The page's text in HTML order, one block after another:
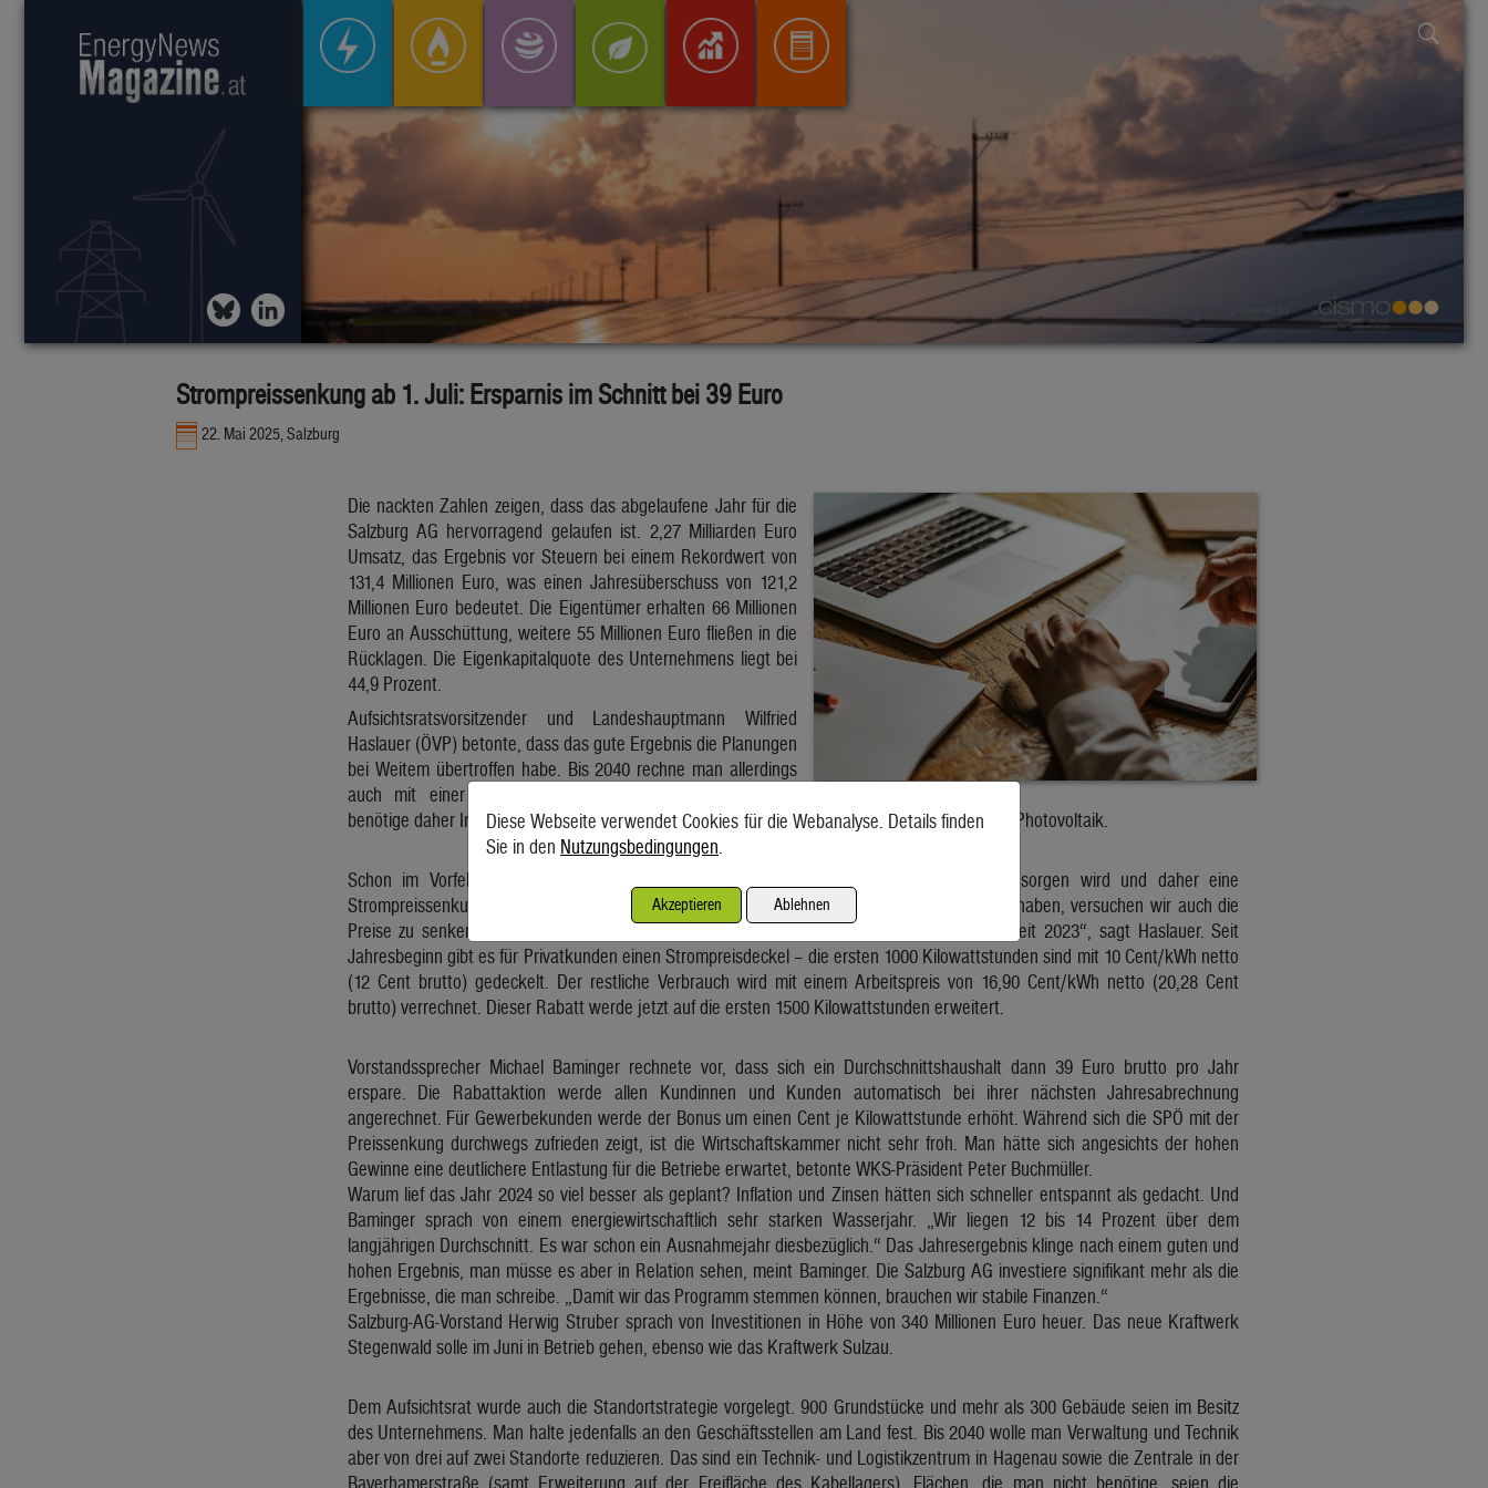
Strompreissenkung ab 1. Juli: Ersparnis im Schnitt bei 39 Euro
22. Mai 2025, Salzburg
Die nackten Zahlen zeigen, dass das abgelaufene Jahr für die
Salzburg AG hervorragend gelaufen ist. 2,27 Milliarden Euro
Umsatz, das Ergebnis vor Steuern bei einem Rekordwert von
131,4 Millionen Euro, was einen Jahresüberschuss von 121,2
Millionen Euro bedeutet. Die Eigentümer erhalten 66 Millionen
Euro an Ausschüttung, weitere 55 Millionen Euro fließen in die
Rücklagen. Die Eigenkapitalquote des Unternehmens liegt bei
44,9 Prozent.
Aufsichtsratsvorsitzender und Landeshauptmann Wilfried
Haslauer (ÖVP) betonte, dass das gute Ergebnis die Planungen
bei Weitem übertroffen habe. Bis 2040 rechne man allerdings
auch mit einer Verdoppelung des Stromverbrauchs. Man
benötige daher Investitionen in die Netzinfrastruktur, aber auch in Wasserkraft, Windkraft und Photovoltaik.
Schon im Vorfeld der Aufsichtsratssitzung war klar, dass der Rekordgewinn für Kritik sorgen wird und daher eine
Strompreissenkung unausweichlich ist. „Wir haben immer gesagt, wenn wir die Möglichkeit haben, versuchen wir auch die
Preise zu senken. Das wird mit 1. Juli geschehen. Das ist dann die vierte Preissenkung seit 2023“, sagt Haslauer. Seit
Jahresbeginn gibt es für Privatkunden einen Strompreisdeckel – die ersten 1000 Kilowattstunden sind mit 10 Cent/kWh netto
(12 Cent brutto) gedeckelt. Der restliche Verbrauch wird mit einem Arbeitspreis von 16,90 Cent/kWh netto (20,28 Cent
brutto) verrechnet. Dieser Rabatt werde jetzt auf die ersten 1500 Kilowattstunden erweitert.
Vorstandssprecher Michael Baminger rechnete vor, dass sich ein Durchschnittshaushalt dann 39 Euro brutto pro Jahr
erspare. Die Rabattaktion werde allen Kundinnen und Kunden automatisch bei ihrer nächsten Jahresabrechnung
angerechnet. Für Gewerbekunden werde der Bonus um einen Cent je Kilowattstunde erhöht. Während sich die SPÖ mit der
Preissenkung durchwegs zufrieden zeigt, ist die Wirtschaftskammer nicht sehr froh. Man hätte sich angesichts der hohen
Gewinne eine deutlichere Entlastung für die Betriebe erwartet, betonte WKS-Präsident Peter Buchmüller.
Warum lief das Jahr 2024 so viel besser als geplant? Inflation und Zinsen hätten sich schneller entspannt als gedacht. Und
Baminger sprach von einem energiewirtschaftlich sehr starken Wasserjahr. „Wir liegen 12 bis 14 Prozent über dem
langjährigen Durchschnitt. Es war schon ein Ausnahmejahr diesbezüglich.“ Das Jahresergebnis klinge nach einem guten und
hohen Ergebnis, man müsse es aber in Relation sehen, meint Baminger. Die Salzburg AG investiere signifikant mehr als die
Ergebnisse, die man schreibe. „Damit wir das Programm stemmen können, brauchen wir stabile Finanzen.“
Salzburg-AG-Vorstand Herwig Struber sprach von Investitionen in Höhe von 340 Millionen Euro heuer. Das neue Kraftwerk
Stegenwald solle im Juni in Betrieb gehen, ebenso wie das Kraftwerk Sulzau.
Dem Aufsichtsrat wurde auch die Standortstrategie vorgelegt. 900 Grundstücke und mehr als 300 Gebäude seien im Besitz
des Unternehmens. Man halte jedenfalls an den Geschäftsstellen am Land fest. Bis 2040 wolle man Verwaltung und Technik
aber von drei auf zwei Standorte reduzieren. Das sind ein Technik- und Logistikzentrum in Hagenau sowie die Zentrale in der
Bayerhamerstraße (samt Erweiterung auf der Freifläche des Kabellagers). Flächen, die man nicht benötige, seien die
Diese Webseite verwendet Cookies für die Webanalyse. Details finden
Sie in den Nutzungsbedingungen.
Akzeptieren Ablehnen